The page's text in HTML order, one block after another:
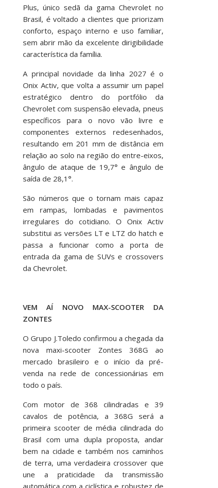
Plus, único sedã da gama Chevrolet no
Brasil, é voltado a clientes que priorizam
conforto, espaço interno e uso familiar,
sem abrir mão da excelente dirigibilidade
característica da família.
A principal novidade da linha 2027 é o
Onix Activ, que volta a assumir um papel
estratégico dentro do portfólio da
Chevrolet com suspensão elevada, pneus
específicos para o novo vão livre e
componentes externos redesenhados,
resultando em 201 mm de distância em
relação ao solo na região do entre-eixos,
ângulo de ataque de 19,7° e ângulo de
saída de 28,1°.
São números que o tornam mais capaz
em rampas, lombadas e pavimentos
irregulares do cotidiano. O Onix Activ
substitui as versões LT e LTZ do hatch e
passa a funcionar como a porta de
entrada da gama de SUVs e crossovers
da Chevrolet.
VEM AÍ NOVO MAX-SCOOTER DA
ZONTES
O Grupo J.Toledo confirmou a chegada da
nova maxi-scooter Zontes 368G ao
mercado brasileiro e o início da pré-
venda na rede de concessionárias em
todo o país.
Com motor de 368 cilindradas e 39
cavalos de potência, a 368G será a
primeira scooter de média cilindrada do
Brasil com uma dupla proposta, andar
bem na cidade e também nos caminhos
de terra, uma verdadeira crossover que
une a praticidade da transmissão
automática com a ciclística e robustez de